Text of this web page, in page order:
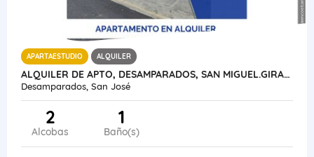
APARTAESTUDIO ALQUILER
ALQUILER DE APTO, DESAMPARADOS, SAN MIGUEL.GIRASOL
Desamparados, San José
2
Alcobas
1
Baño(s)